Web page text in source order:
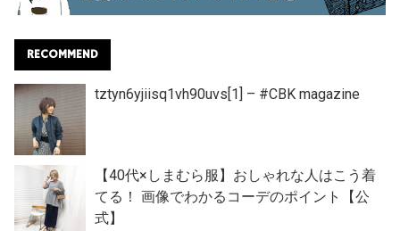
RECOMMEND
tztyn6yjiisq1vh90uvs[1] – #CBK magazine
【40代×しまむら服】おしゃれな人はこう着
てる！ 画像でわかるコーデのポイント【公
式】